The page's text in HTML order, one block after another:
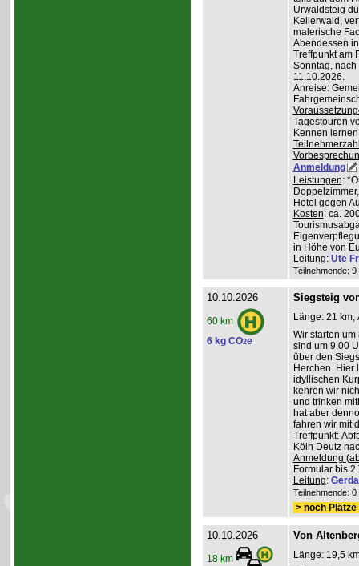
Urwaldsteig
Kellerwald,
malerische
Abendessen
Treffpunkt am
Sonntag,
11.10.2026.
Anreise:
Tagestouren
Kennen
Anmeldung
Leistungen:
Hotel gegen
Kosten: ca.
in Höhe von
Leitung: Ute
Teilnehmende:
10.10.2026
60 km
6 kg CO2e
Siegsteig
Länge: 21 km,
Wir starten
sind um 9.00
über den
Herchen. Hier
idyllischen
kehren wir
und trinken
hat aber
fahren wir mit
Treffpunkt:
Köln Deutz
Anmeldung
Formular bis 2
Leitung:
Teilnehmende:
> noch
10.10.2026
18 km
Von
Länge: 19,5